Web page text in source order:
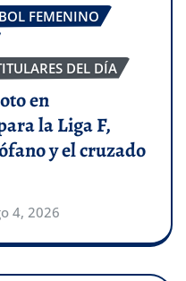
FEMENINO
DEL DÍA
en
la Liga F,
y el cruzado
4, 2026